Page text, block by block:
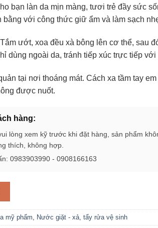
bạn làn da mịn màng, tươi trẻ đầy sức
bằng với công thức giữ ẩm và làm sạch
ướt, xoa đều xà bông lên cơ thể, sau
dùng ngoài da, tránh tiếp xúc trực tiếp với
tại nơi thoáng mát. Cách xa tầm tay
được nuốt.
hàng:
lòng xem kỹ trước khi đặt hàng, sản phẩm
thích, không hợp.
0983903990 - 0908166163
mỹ phẩm Nước giặt - xả, tẩy rửa vệ sinh